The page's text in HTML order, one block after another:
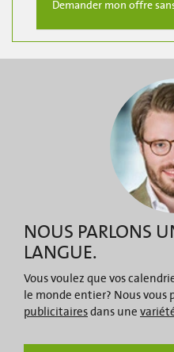
NOUS PARLONS
LANGUE.
Vous voulez que vos
le monde entier? Nous vous
publicitairesdans une